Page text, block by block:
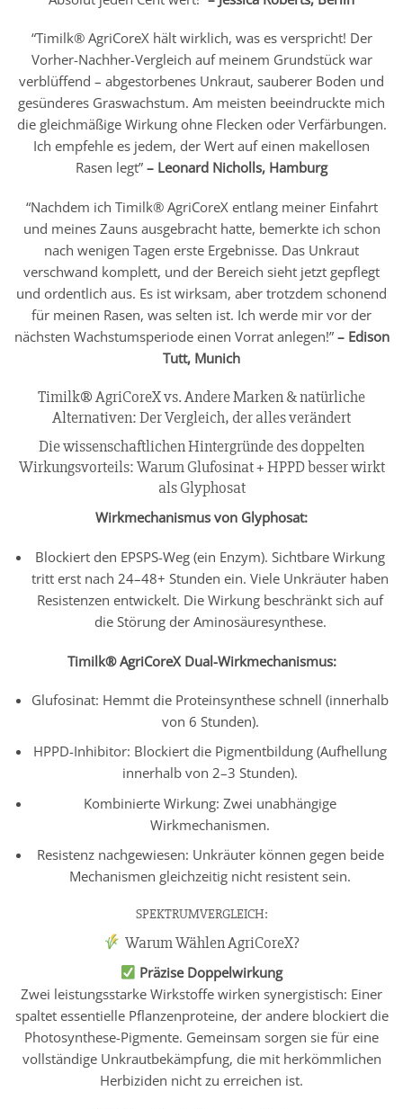
“Timilk® AgriCoreX hält wirklich, was es verspricht! Der
Vorher-Nachher-Vergleich auf meinem Grundstück war
verblüffend – abgestorbenes Unkraut, sauberer Boden und
gesünderes Graswachstum. Am meisten beeindruckte mich
die gleichmäßige Wirkung ohne Flecken oder Verfärbungen.
Ich empfehle es jedem, der Wert auf einen makellosen
Rasen legt” – Leonard Nicholls, Hamburg
“Nachdem ich Timilk® AgriCoreX entlang meiner Einfahrt
und meines Zauns ausgebracht hatte, bemerkte ich schon
nach wenigen Tagen erste Ergebnisse. Das Unkraut
verschwand komplett, und der Bereich sieht jetzt gepflegt
und ordentlich aus. Es ist wirksam, aber trotzdem schonend
für meinen Rasen, was selten ist. Ich werde mir vor der
nächsten Wachstumsperiode einen Vorrat anlegen!” – Edison
Tutt, Munich
Timilk® AgriCoreX vs. Andere Marken & natürliche
Alternativen: Der Vergleich, der alles verändert
Die wissenschaftlichen Hintergründe des doppelten
Wirkungsvorteils: Warum Glufosinat + HPPD besser wirkt
als Glyphosat
Wirkmechanismus von Glyphosat:
Blockiert den EPSPS-Weg (ein Enzym). Sichtbare Wirkung
tritt erst nach 24–48+ Stunden ein. Viele Unkräuter haben
Resistenzen entwickelt. Die Wirkung beschränkt sich auf
die Störung der Aminosäuresynthese.
Timilk® AgriCoreX Dual-Wirkmechanismus:
Glufosinat: Hemmt die Proteinsynthese schnell (innerhalb
von 6 Stunden).
HPPD-Inhibitor: Blockiert die Pigmentbildung (Aufhellung
innerhalb von 2–3 Stunden).
Kombinierte Wirkung: Zwei unabhängige
Wirkmechanismen.
Resistenz nachgewiesen: Unkräuter können gegen beide
Mechanismen gleichzeitig nicht resistent sein.
SPEKTRUMVERGLEICH:
Warum Wählen AgriCoreX?
Präzise Doppelwirkung
Zwei leistungsstarke Wirkstoffe wirken synergistisch: Einer
spaltet essentielle Pflanzenproteine, der andere blockiert die
Photosynthese-Pigmente. Gemeinsam sorgen sie für eine
vollständige Unkrautbekämpfung, die mit herkömmlichen
Herbiziden nicht zu erreichen ist.